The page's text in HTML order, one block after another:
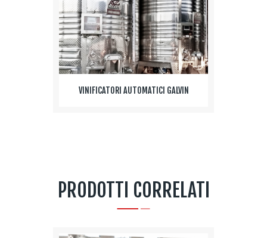
VINIFICATORI AUTOMATICI GALVIN
PRODOTTI CORRELATI